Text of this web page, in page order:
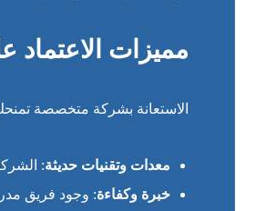
مميزات
الاستعانة بشركة متخصصة تمنحك
معدات وتقنيات حديثة:
خبرة وكفاءة: وجود فريق